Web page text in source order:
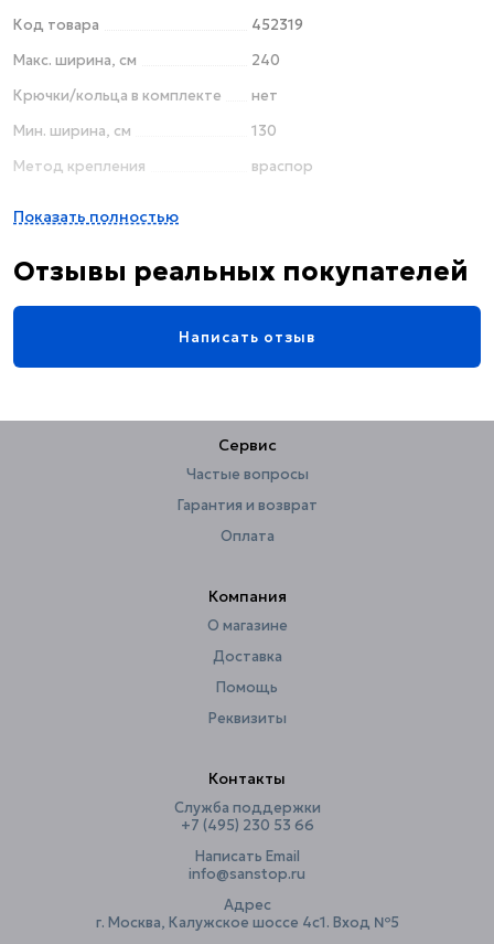
Код товара
452319
Макс. ширина, см
240
Крючки/кольца в комплекте
нет
Мин. ширина, см
130
Метод крепления
враспор
Поверхность
матовая
Стиль
современный
Россия / Япония
240
Показать полностью
Отзывы реальных покупателей
Написать отзыв
Сервис
Частые вопросы
Гарантия и возврат
Оплата
Компания
О магазине
Доставка
Помощь
Реквизиты
Контакты
Служба поддержки
+7 (495) 230 53 66
Написать Email
info@sanstop.ru
Адрес
г. Москва, Калужское шоссе 4с1. Вход №5